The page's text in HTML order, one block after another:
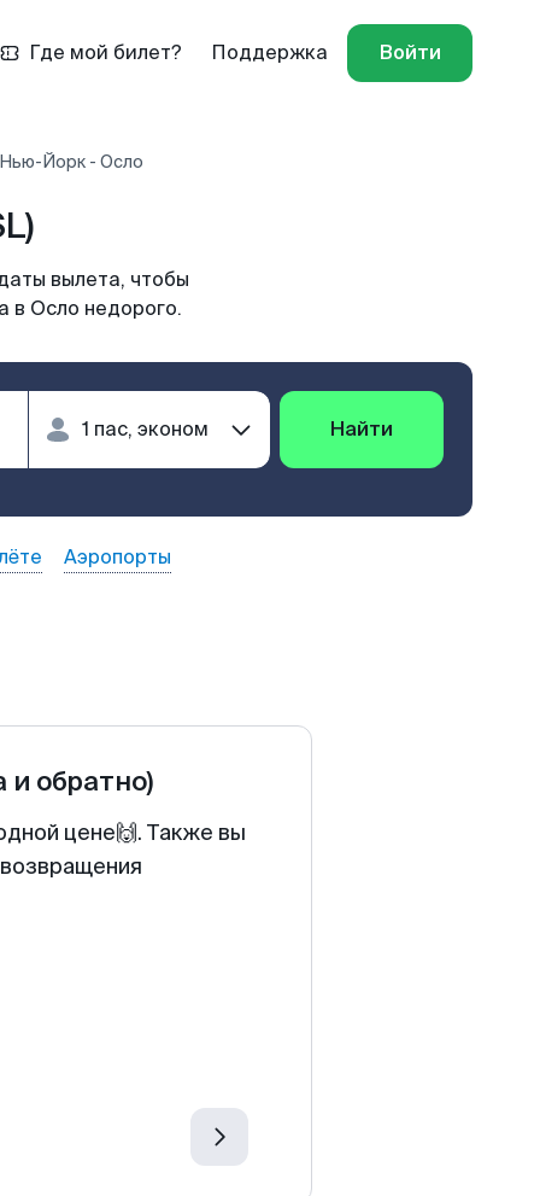
Где мой билет? Поддержка Войти
Нью-Йорк - Осло
вылета, чтобы
в Осло недорого.
Найти
Аэропорты
и обратно)
цене🙌. Также вы